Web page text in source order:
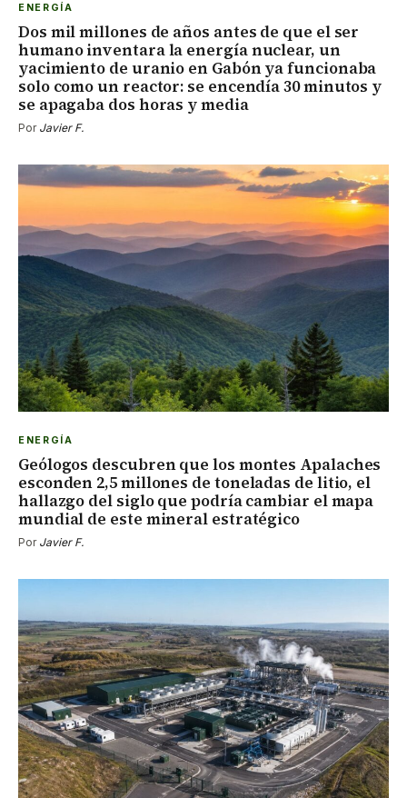
ENERGÍA
Dos mil millones de años antes de que el ser
humano inventara la energía nuclear, un
yacimiento de uranio en Gabón ya funcionaba
solo como un reactor: se encendía 30 minutos y
se apagaba dos horas y media
Por Javier F.
ENERGÍA
Geólogos descubren que los montes Apalaches
esconden 2,5 millones de toneladas de litio, el
hallazgo del siglo que podría cambiar el mapa
mundial de este mineral estratégico
Por Javier F.